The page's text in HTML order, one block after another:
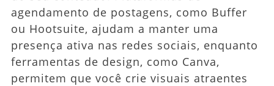
agendamento de postagens, como Buffer
ou Hootsuite, ajudam a manter uma
presença ativa nas redes sociais, enquanto
ferramentas de design, como Canva,
permitem que você crie visuais atraentes